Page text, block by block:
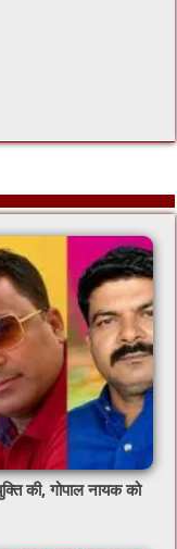
की, गोपाल नायक को